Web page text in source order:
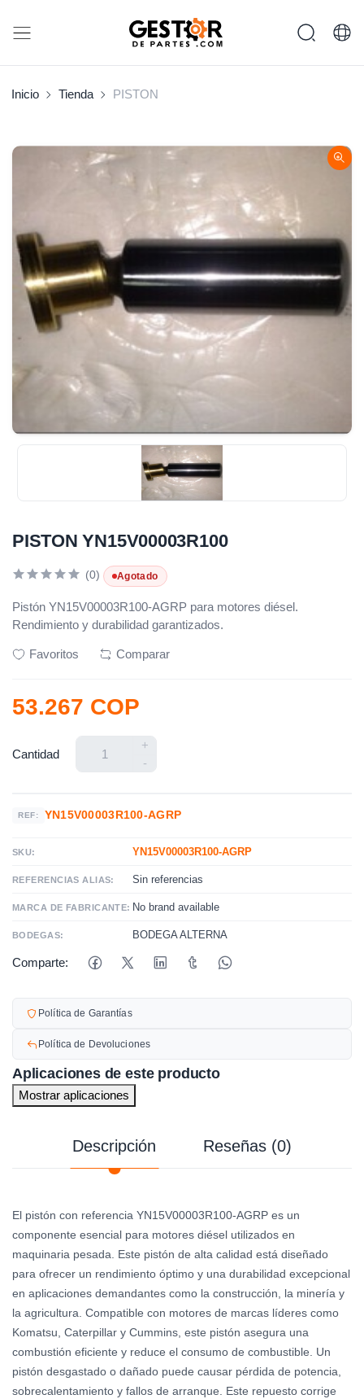
Inicio Tienda PISTON
PISTON YN15V00003R100
(0) Agotado
Pistón YN15V00003R100-AGRP para motores diésel.
Rendimiento y durabilidad garantizados.
Favoritos Comparar
53.267 COP
Cantidad
+
-
REF: YN15V00003R100-AGRP
SKU: YN15V00003R100-AGRP
REFERENCIAS ALIAS: Sin referencias
MARCA DE FABRICANTE: No brand available
BODEGAS: BODEGA ALTERNA
Comparte:
Política de Garantías
Política de Devoluciones
Aplicaciones de este producto
Mostrar aplicaciones
Descripción Reseñas (0)
El pistón con referencia YN15V00003R100-AGRP es un
componente esencial para motores diésel utilizados en
maquinaria pesada. Este pistón de alta calidad está diseñado
para ofrecer un rendimiento óptimo y una durabilidad excepcional
en aplicaciones demandantes como la construcción, la minería y
la agricultura. Compatible con motores de marcas líderes como
Komatsu, Caterpillar y Cummins, este pistón asegura una
combustión eficiente y reduce el consumo de combustible. Un
pistón desgastado o dañado puede causar pérdida de potencia,
sobrecalentamiento y fallos de arranque. Este repuesto corrige